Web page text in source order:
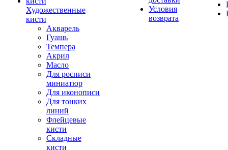
Художественные
кисти
Акварель
Гуашь
Темпера
Акрил
Масло
Для росписи
миниатюр
Для иконописи
Для тонких
линий
Флейцевые
кисти
Складные
кисти
Условия
возврата